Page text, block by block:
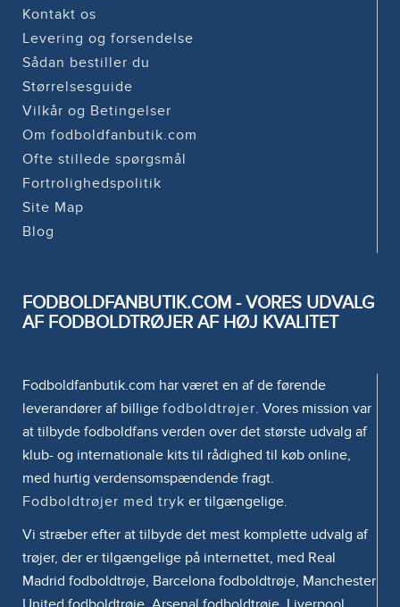
Kontakt os
Levering og forsendelse
Sådan bestiller du
Størrelsesguide
Vilkår og Betingelser
Om fodboldfanbutik.com
Ofte stillede spørgsmål
Fortrolighedspolitik
Site Map
Blog
FODBOLDFANBUTIK.COM - VORES UDVALG
AF FODBOLDTRØJER AF HØJ KVALITET
Fodboldfanbutik.com har været en af de førende
leverandører af billige fodboldtrøjer. Vores mission var
at tilbyde fodboldfans verden over det største udvalg af
klub- og internationale kits til rådighed til køb online,
med hurtig verdensomspændende fragt.
Fodboldtrøjer med tryk er tilgængelige.
Vi stræber efter at tilbyde det mest komplette udvalg af
trøjer, der er tilgængelige på internettet, med Real
Madrid fodboldtrøje, Barcelona fodboldtrøje, Manchester